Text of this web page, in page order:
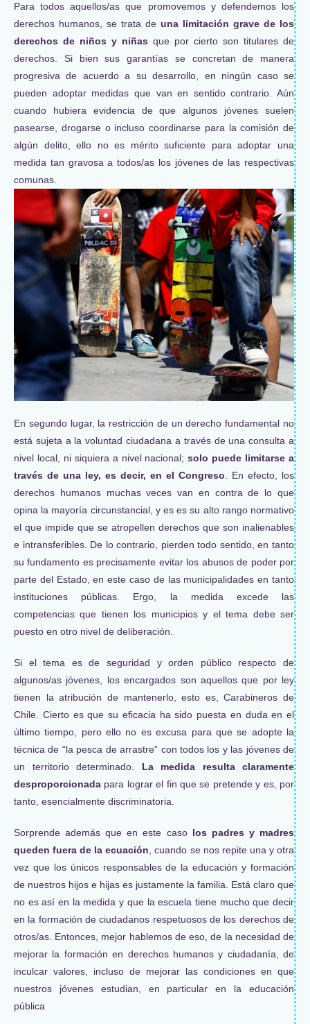
Para todos aquellos/as que promovemos y defendemos los
derechos humanos, se trata de una limitación grave de los
derechos de niños y niñas que por cierto son titulares de
derechos. Si bien sus garantías se concretan de manera
progresiva de acuerdo a su desarrollo, en ningún caso se
pueden adoptar medidas que van en sentido contrario. Aún
cuando hubiera evidencia de que algunos jóvenes suelen
pasearse, drogarse o incluso coordinarse para la comisión de
algún delito, ello no es mérito suficiente para adoptar una
medida tan gravosa a todos/as los jóvenes de las respectivas
comunas.
En segundo lugar, la restricción de un derecho fundamental no
está sujeta a la voluntad ciudadana a través de una consulta a
nivel local, ni siquiera a nivel nacional;solo puede limitarse a
través de una ley, es decir, en el Congreso . En efecto, los
derechos humanos muchas veces van en contra de lo que
opina la mayoría circunstancial, y es es su alto rango normativo
el que impide que se atropellen derechos que son inalienables
e intransferibles. De lo contrario, pierden todo sentido, en tanto
su fundamento es precisamente evitar los abusos de poder por
parte del Estado, en este caso de las municipalidades en tanto
instituciones públicas. Ergo, la medida excede las
competencias que tienen los municipios y el tema debe ser
puesto en otro nivel de deliberación.
Si el tema es de seguridad y orden público respecto de
algunos/as jóvenes, los encargados son aquellos que por ley
tienen la atribución de mantenerlo, esto es, Carabineros de
Chile. Cierto es que su eficacia ha sido puesta en duda en el
último tiempo, pero ello no es excusa para que se adopte la
técnica de “la pesca de arrastre” con todos los y las jóvenes de
un territorio determinado. La medida resulta claramente
desproporcionada para lograr el fin que se pretende y es, por
tanto, esencialmente discriminatoria.
Sorprende además que en este caso los padres y madres
queden fuera de la ecuación , cuando se nos repite una y otra
vez que los únicos responsables de la educación y formación
de nuestros hijos e hijas es justamente la familia. Está claro que
no es así en la medida y que la escuela tiene mucho que decir
en la formación de ciudadanos respetuosos de los derechos de
otros/as. Entonces, mejor hablemos de eso, de la necesidad de
mejorar la formación en derechos humanos y ciudadanía, de
inculcar valores, incluso de mejorar las condiciones en que
nuestros jóvenes estudian, en particular en la educación
pública